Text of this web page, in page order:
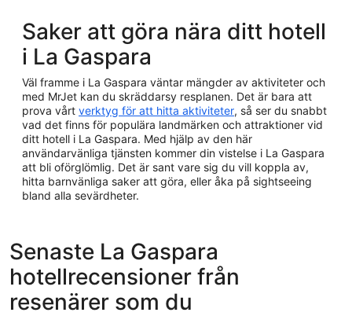
Saker att göra nära ditt hotell
i La Gaspara
Väl framme i La Gaspara väntar mängder av aktiviteter och
med MrJet kan du skräddarsy resplanen. Det är bara att
prova vårt verktyg för att hitta aktiviteter, så ser du snabbt
vad det finns för populära landmärken och attraktioner vid
ditt hotell i La Gaspara. Med hjälp av den här
användarvänliga tjänsten kommer din vistelse i La Gaspara
att bli oförglömlig. Det är sant vare sig du vill koppla av,
hitta barnvänliga saker att göra, eller åka på sightseeing
bland alla sevärdheter.
Senaste La Gaspara
hotellrecensioner från
resenärer som du